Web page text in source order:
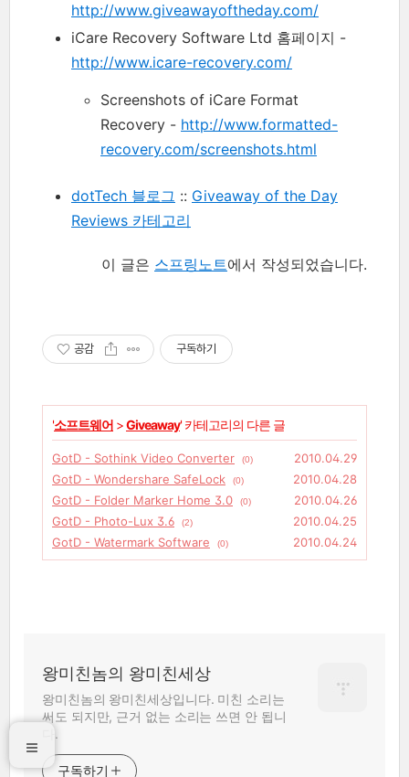
http://www.giveawayoftheday.com/
iCare Recovery Software Ltd 홈페이지 -
http://www.icare-recovery.com/
Screenshots of iCare Format
Recovery - http://www.formatted-
recovery.com/screenshots.html
dotTech 블로그 :: Giveaway of the Day
Reviews 카테고리
이 글은 스프링노트에서 작성되었습니다.
공감 구독하기
'소프트웨어 >Giveaway' 카테고리의 다른 글
GotD - Sothink Video Converter (0)
2010.04.29
GotD - Wondershare SafeLock
(0)
2010.04.28
GotD - Folder Marker Home 3.0
(0)
2010.04.26
GotD - Photo-Lux 3.6
(2)
2010.04.25
GotD - Watermark Software
(0) 2010.04.24
왕미친놈의 왕미친세상
왕미친놈의 왕미친세상입니다. 미친 소리는
써도 되지만, 근거 없는 소리는 쓰면 안 됩니
다.
구독하기